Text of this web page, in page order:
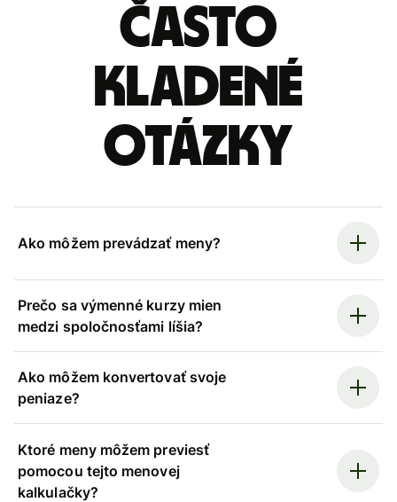
Často
kladené
otázky
Ako môžem prevádzať meny?
Prečo sa výmenné kurzy mien
medzi spoločnosťami líšia?
Ako môžem konvertovať svoje
peniaze?
Ktoré meny môžem previesť
pomocou tejto menovej
kalkulačky?